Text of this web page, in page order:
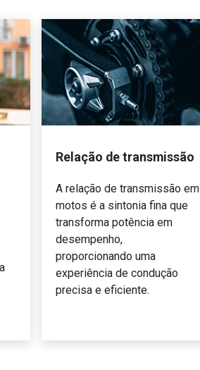
Relação de transmissão
A relação de transmissão em
motos é a sintonia fina que
transforma potência em
desempenho,
proporcionando uma
experiência de condução
precisa e eficiente.